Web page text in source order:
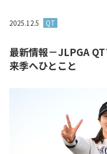
2025.12.5
最新情報－JLPGA
来季へひとこと